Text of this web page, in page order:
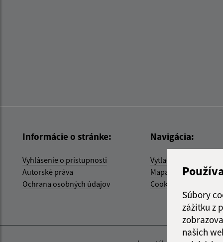
Súbory
zážitku z
našich
Informácie o stránke:
Vyhlásenie o prístupnosti
Autorské práva
Ochrana osobných údajov
Navigácia:
Vytlačiť aktuálnu
Mapa stránok
Cookies